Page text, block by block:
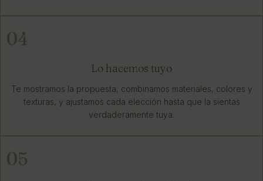
04
Lo hacemos tuyo
Te mostramos la propuesta, combinamos materiales, colores y
texturas, y ajustamos cada elección hasta que la sientas
verdaderamente tuya.
05